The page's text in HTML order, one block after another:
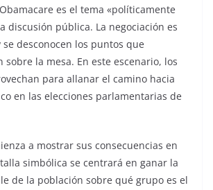
es el tema «políticamente
discusión pública. La negociación es
desconocen los puntos que
sobre la mesa. En este escenario, los
para allanar el camino hacia
en las elecciones parlamentarias de
a mostrar sus consecuencias en
simbólica se centrará en ganar la
de la población sobre qué grupo es el